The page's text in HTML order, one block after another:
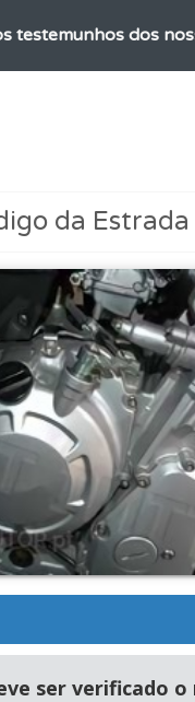
testemunhos dos
que errou no seu
tem mais
se tiver dúvidas
se já está
estatísticas no seu
da
ser verificado